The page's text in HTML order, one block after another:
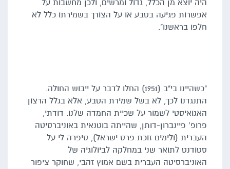
היה יוצא מן הכלל, גדול ומרשים, ולכן מחשבות על
אפשרות פגיעה בטבע או על הצורך בשמירתו כלל לא
חלפו בראשנו".
"כשהיינו בי"ב (1951) החלו לדבר על ייבוש החולה.
התנגדנו לכך, לא בשל שמירת הטבע, אלא בגלל הרצון
האגואיסטי לשמור על שכיית החמדה שלנו. דודתי,
פרופ' פיינברון-דותן, שהייתה בוטנאית באוניברסיטה
העברית (ולימים זוכת פרס ישראל), סיפרה לי על
סטודנט לתואר שני במחלקה לביולוגיה של
האוניברסיטה העברית בשם אמוץ זהבי, שחוקר ציפור